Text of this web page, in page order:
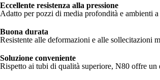
Eccellente resistenza alla pressione
Adatto per pozzi di media profondità e ambienti a
Buona durata
Resistente alle deformazioni e alle sollecitazioni
Soluzione conveniente
Rispetto ai tubi di qualità superiore, N80 offre un